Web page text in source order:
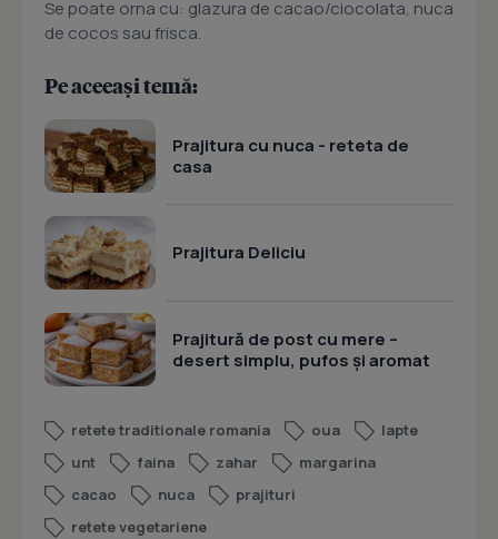
Se poate orna cu: glazura de cacao/ciocolata, nuca
de cocos sau frisca.
Pe aceeași temă:
Prajitura cu nuca - reteta de
casa
Prajitura Deliciu
Prajitură de post cu mere –
desert simplu, pufos și aromat
retete traditionale romania oua
lapte
unt
faina zahar
margarina
cacao
nuca
prajituri
retete vegetariene